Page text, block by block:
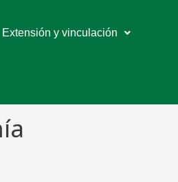
Extensión y vinculación